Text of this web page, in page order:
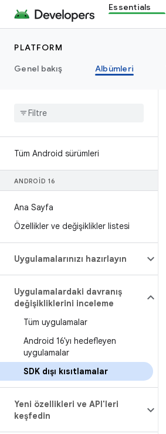
Essentials
PLATFORM
Genel bakış
Albümleri
Tüm Android sürümleri
ANDROID 16
Ana Sayfa
Özellikler ve değişiklikler listesi
Uygulamalarınızı hazırlayın
Uygulamalardaki davranış
değişikliklerini inceleme
Tüm uygulamalar
Android 16'yı hedefleyen
uygulamalar
SDK dışı kısıtlamalar
Yeni özellikleri ve API'leri
keşfedin